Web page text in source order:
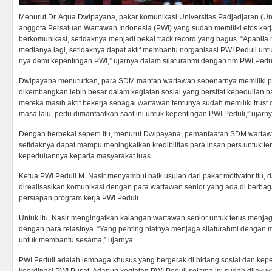
Menurut Dr. Aqua Dwipayana, pakar komunikasi Universitas Padjadjaran
anggota Persatuan Wartawan Indonesia (PWI) yang sudah memiliki etos
berkomunikasi, setidaknya menjadi bekal track record yang bagus.
medianya lagi, setidaknya dapat aktif membantu norganisasi PWI Peduli
nya demi kepentingan PWI,” ujarnya dalam silaturahmi dengan tim PWI
Dwipayana menuturkan, para SDM mantan wartawan sebenarnya memiliki
dikembangkan lebih besar dalam kegiatan sosial yang bersifat kepedulian
mereka masih aktif bekerja sebagai wartawan tentunya sudah memiliki trust
masa lalu, perlu dimanfaatkan saat ini untuk kepentingan PWI Peduli,”
Dengan berbekal seperti itu, menurut Dwipayana, pemanfaatan SDM
setidaknya dapat mampu meningkatkan kredibilitas para insan pers untuk
kepeduliannya kepada masyarakat luas.
Ketua PWI Peduli M. Nasir menyambut baik usulan dari pakar motivator itu,
direalisasikan komunikasi dengan para wartawan senior yang ada di
persiapan program kerja PWI Peduli.
Untuk itu, Nasir mengingatkan kalangan wartawan senior untuk terus
dengan para relasinya. “Yang penting niatnya menjaga silaturahmi dengan
untuk membantu sesama,” ujarnya.
PWI Peduli adalah lembaga khusus yang bergerak di bidang sosial dan